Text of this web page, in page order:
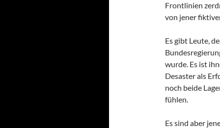
Frontlinien
von jener
Es gibt Leute,
wurde. Es ist
Desaster als
noch beide
fühlen.
Es sind aber